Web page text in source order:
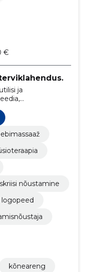
€
ja
nõustamine
logopeed
kõneareng